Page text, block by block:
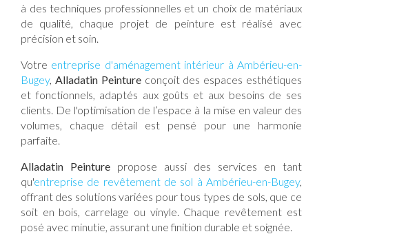
à des techniques professionnelles et un choix de matériaux
de qualité, chaque projet de peinture est réalisé avec
précision et soin.
Votre entreprise d'aménagement intérieur à Ambérieu-en-
Bugey, Alladatin Peintureconçoit des espaces esthétiques
et fonctionnels, adaptés aux goûts et aux besoins de ses
clients. De l'optimisation de l’espace à la mise en valeur des
volumes, chaque détail est pensé pour une harmonie
parfaite.
Alladatin Peinture propose aussi des services en tant
qu'entreprise de revêtement de sol à Ambérieu-en-Bugey,
offrant des solutions variées pour tous types de sols, que ce
soit en bois, carrelage ou vinyle. Chaque revêtement est
posé avec minutie, assurant une finition durable et soignée.